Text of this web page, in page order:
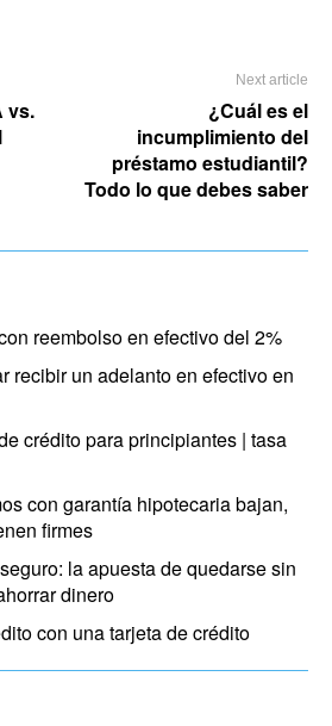
vs.
Next article
¿Cuál es el
incumplimiento del
préstamo estudiantil?
Todo lo que debes saber
reembolso en efectivo del 2%
recibir un adelanto en efectivo en
crédito para principiantes | tasa
con garantía hipotecaria bajan,
firmes
la apuesta de quedarse sin
dinero
con una tarjeta de crédito